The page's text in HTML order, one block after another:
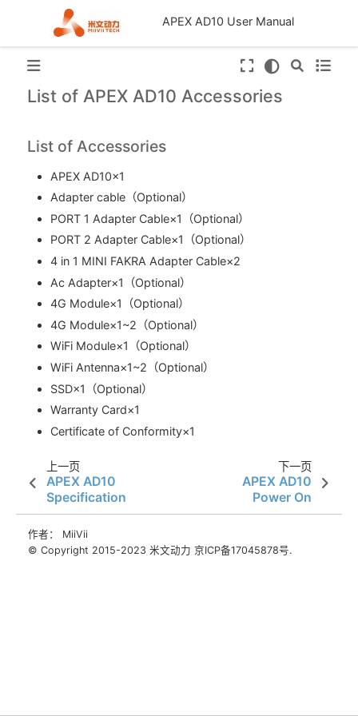
APEX AD10 User Manual
List of APEX AD10 Accessories
List of Accessories
APEX AD10×1
Adapter cable（Optional）
PORT 1 Adapter Cable×1（Optional）
PORT 2 Adapter Cable×1（Optional）
4 in 1 MINI FAKRA Adapter Cable×2
Ac Adapter×1（Optional）
4G Module×1（Optional）
4G Module×1~2（Optional）
WiFi Module×1（Optional）
WiFi Antenna×1~2（Optional）
SSD×1（Optional）
Warranty Card×1
Certificate of Conformity×1
上一页
APEX AD10
Specification
下一页
APEX AD10
Power On
作者： MiiVii
© Copyright 2015-2023 米文动力 京ICP备17045878号.